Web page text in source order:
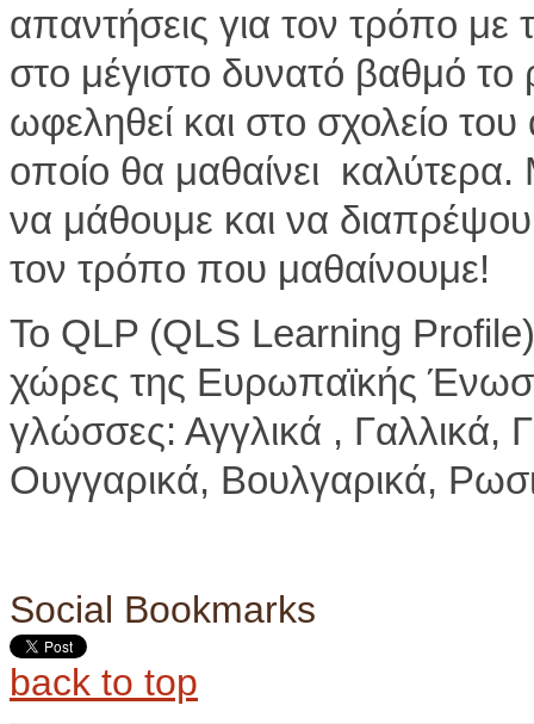
απαντήσεις για τον τρόπο με
στο μέγιστο δυνατό βαθμό
ωφεληθεί και στο σχολείο
οποίο θα μαθαίνει
να μάθουμε και να
τον τρόπο που μαθαίνουμε!
Το QLP (QLS Learning Profile)
χώρες της Ευρωπαϊκής
γλώσσες: Αγγλικά , Γαλλικά,
Ουγγαρικά, Βουλγαρικά,
Social Bookmarks
back to top